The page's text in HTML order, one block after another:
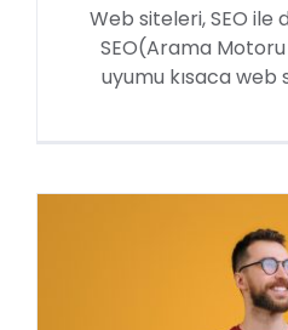
Web siteleri, SEO ile
SEO(Arama
uyumu kısaca web